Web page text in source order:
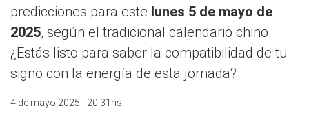
predicciones para este lunes 5 de mayo de
2025, según el tradicional calendario chino.
¿Estás listo para saber la compatibilidad de tu
signo con la energía de esta jornada?
4 de mayo 2025 - 20:31hs